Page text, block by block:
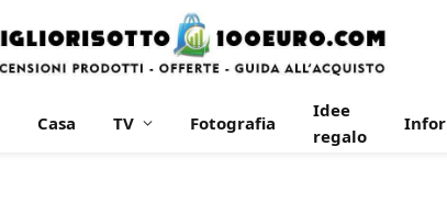
Casa TV Fotografia
Idee
regalo